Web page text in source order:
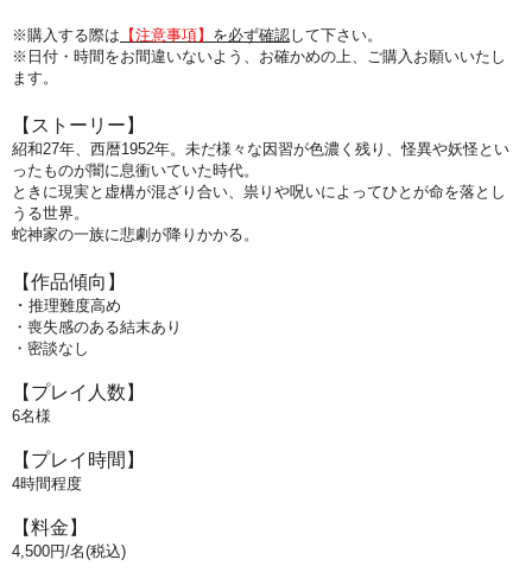
※購入する際は 【注意事項】 を必ず確認して下さい。
※日付・時間をお間違いないよう、 お確かめの上、ご購入お願いいたし
ます。
【ストーリー】
紹和27年、西暦1952年。未だ様々な因習が色濃く残り、怪異や妖怪とい
ったものが闇に息衝いていた時代。
ときに現実と虚構が混ざり合い、祟りや呪いによってひとが命を落とし
うる世界。
蛇神家の一族に悲劇が降りかかる。
【作品傾向】
・ 推理難度高め
・喪失感のある結末あり
・密談なし
【プレイ人数】
6名様
【プレイ時間】
4時間程度
【料金】
4,500円/名(税込)